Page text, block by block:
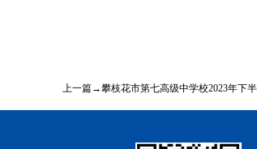
上一篇→攀枝花市第七高级中学校2023年下